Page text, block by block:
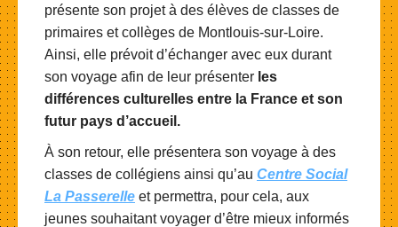
présente son projet à des élèves de classes de
primaires et collèges de Montlouis-sur-Loire.
Ainsi, elle prévoit d’échanger avec eux durant
son voyage afin de leur présenter les
différences culturelles entre la France et son
futur pays d’accueil.
À son retour, elle présentera son voyage à des
classes de collégiens ainsi qu’au Centre Social
La Passerelle et permettra, pour cela, aux
jeunes souhaitant voyager d’être mieux informés